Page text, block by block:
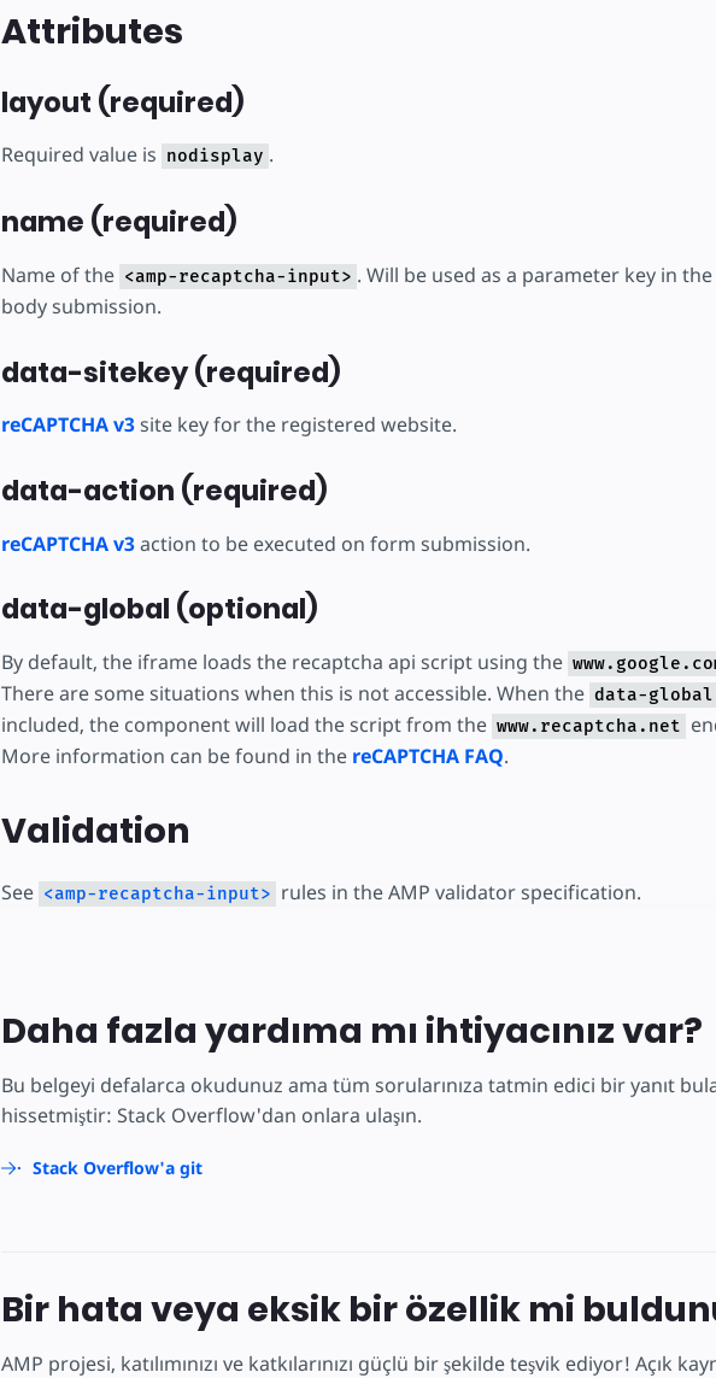
Attributes
layout (required)
Required value is nodisplay .
name (required)
Name of the <amp-recaptcha-input> . Will be used as a parameter key in
body submission.
data-sitekey (required)
reCAPTCHA v3site key for the registered website.
data-action (required)
reCAPTCHA v3action to be executed on form submission.
data-global (optional)
By default, the iframe loads the recaptcha api script using the
There are some situations when this is not accessible. When the data-global
included, the component will load the script from the www.recaptcha.net
More information can be found in the reCAPTCHA FAQ.
Validation
See <amp-recaptcha-input> rules in the AMP validator specification.
Daha fazla yardıma mı ihtiyacınız var?
Bu belgeyi defalarca okudunuz ama tüm sorularınıza tatmin edici bir yanıt
hissetmiştir: Stack Overflow'dan onlara ulaşın.
Stack Overflow'a git
Bir hata veya eksik bir özellik mi
AMP projesi, katılımınızı ve katkılarınızı güçlü bir şekilde teşvik ediyor! Açık